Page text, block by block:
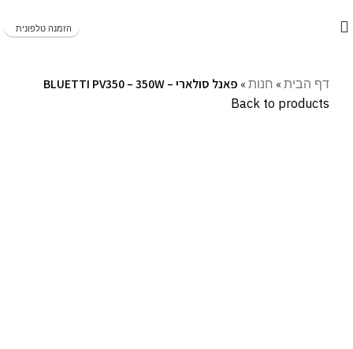
הזמנה טלפונית
דף הבית » חנות » פאנל סולארי – BLUETTI PV350 – 350W
Back to products